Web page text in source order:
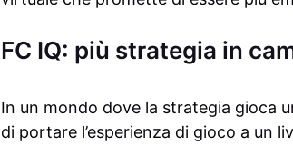
FC IQ: più strategia in
In un mondo dove la strategia gioca
di portare l’esperienza di gioco a un